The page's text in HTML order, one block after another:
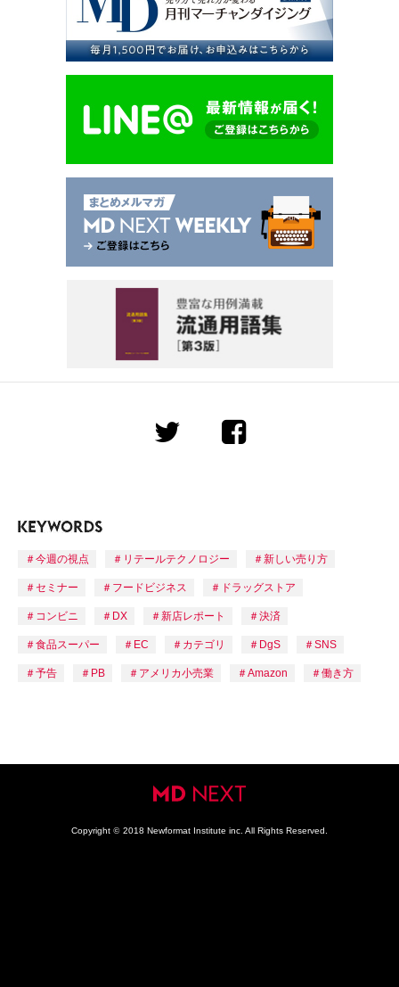
今週の視点 リテールテクノロジー 新しい売り方
セミナー フードビジネス ドラッグストア
コンビニ DX 新店レポート 決済
食品スーパー EC カテゴリ DgS SNS
予告 PB アメリカ小売業 Amazon 働き方
Copyright © 2018 Newformat Institute inc. All Rights Reserved.